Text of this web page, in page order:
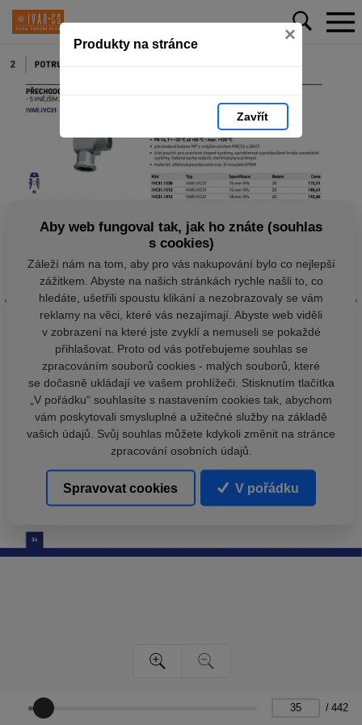
Produkty na stránce ×
Zavřít
/ 442
Aby web fungoval tak, jak ho znáte (souhlas
s cookies)
Záleží nám na tom, aby pro vás nakupování bylo co nejlepší
zážitkem. Abyste na našich stránkách rychle našli to, co
hledáte, ušetřili spoustu klikání a nezobrazovaly se vám
reklamy na věci, které vás nezajímají. Abyste web viděli
v zobrazení na které jste zvyklí a nemuseli se pokaždé
přihlašovat. Proto od vás potřebujeme souhlas se
zpracováním souborů cookies - malých souborů, které
se dočasně ukládají ve vašem prohlížeči. Stisknutím tlačítka
„V pořádku“ souhlasíte s nastavením cookies tak, abychom
vám poskytovali smysluplné a užitečné služby na základě
vašich údajů. Svůj souhlas můžete kdykoli změnit na stránce
zpracování osobních údajů.
Spravovat cookies V pořádku